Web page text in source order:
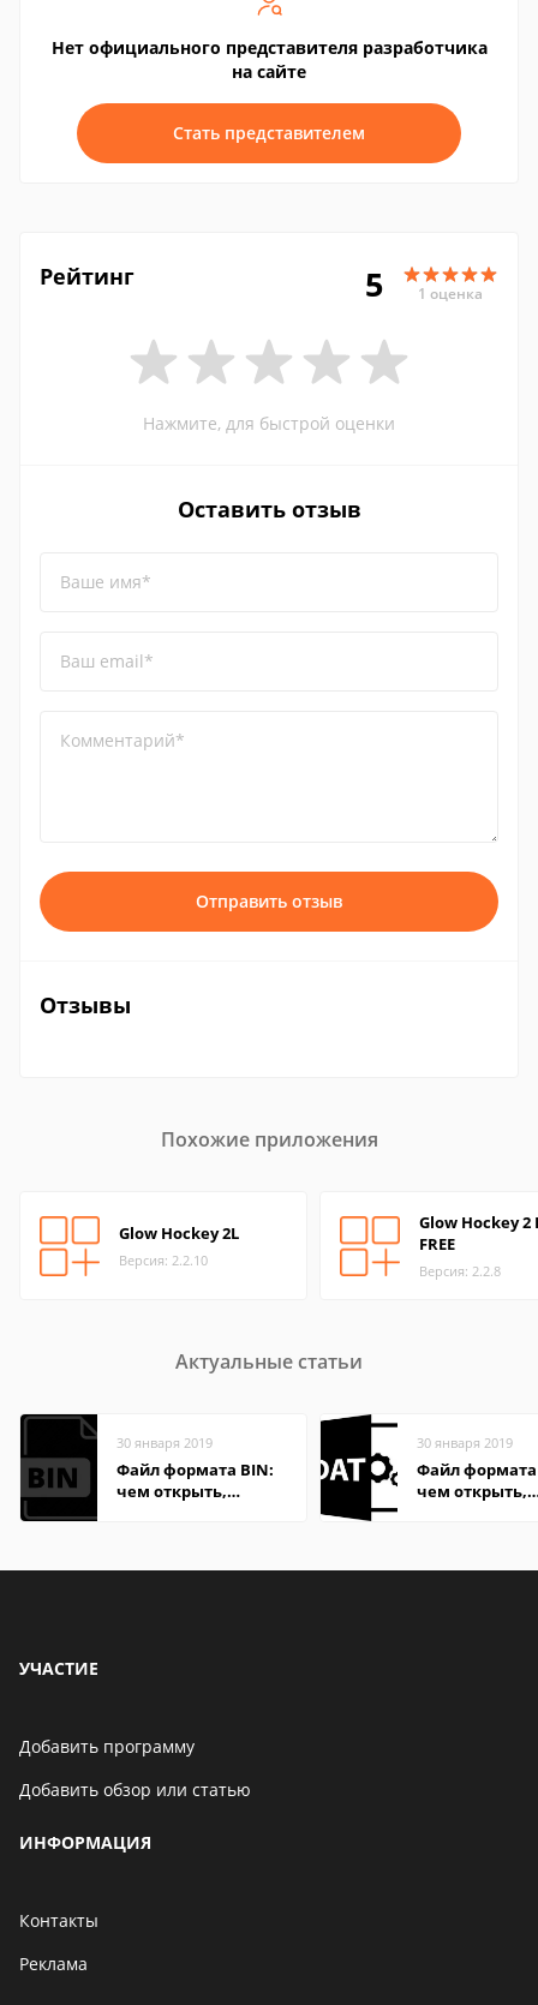
Нет официального представителя разработчика
на сайте
Стать представителем
Рейтинг 5 1 оценка
Нажмите, для быстрой оценки
Оставить отзыв
Ваше имя*
Ваш email*
Комментарий*
Отправить отзыв
Отзывы
Похожие приложения
Glow Hockey 2L
Версия: 2.2.10
Glow Hockey 2
FREE
Версия: 2.2.8
Актуальные статьи
30 января 2019
Файл формата BIN:
чем открыть,
30 января 2019
Файл формата
чем открыть,
УЧАСТИЕ
Добавить программу
Добавить обзор или статью
ИНФОРМАЦИЯ
Контакты
Реклама